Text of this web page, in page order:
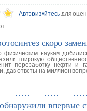
Авторизуйтесьдля
скоро
наукам
широкую
переработку нефти и
дав ответы на миллион
впервые